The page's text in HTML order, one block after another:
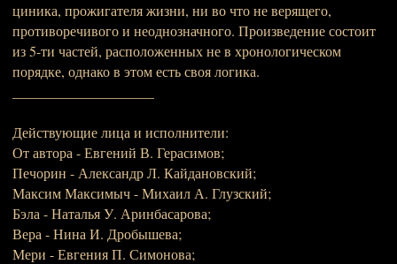
циника, прожигателя жизни, ни во что не верящего,
противоречивого и неоднозначного. Произведение состоит
из 5-ти частей, расположенных не в хронологическом
порядке, однако в этом есть своя логика.
Действующие лица и исполнители:
От автора - Евгений В. Герасимов;
Печорин - Александр Л. Кайдановский;
Максим Максимыч - Михаил А. Глузский;
Бэла - Наталья У. Аринбасарова;
Вера - Нина И. Дробышева;
Мери - Евгения П. Симонова;